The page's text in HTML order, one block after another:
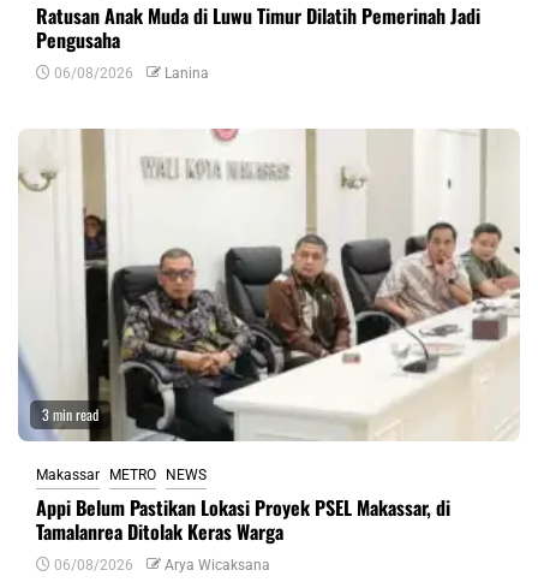
Ratusan Anak Muda di Luwu Timur Dilatih Pemerinah Jadi
Pengusaha
06/08/2026 Lanina
3 min read
Makassar METRO NEWS
Appi Belum Pastikan Lokasi Proyek PSEL Makassar, di
Tamalanrea Ditolak Keras Warga
06/08/2026 Arya Wicaksana